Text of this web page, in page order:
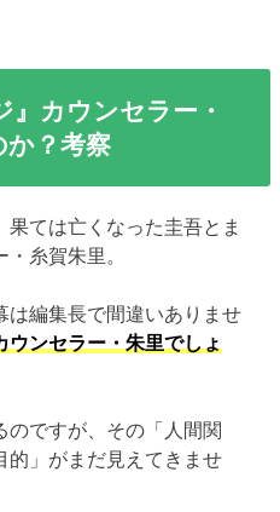
』カウンセラー・
か？考察
ては亡くなった圭吾とま
糸賀朱里。
は編集長で間違いありませ
ウンセラー・朱里でしょ
のですが、その「人間関
的」がまだ見えてきませ